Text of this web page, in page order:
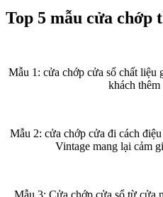
Top 5 mẫu cửa chớp
Mẫu 1: cửa chớp cửa sổ chất liệu
khách thêm
Mẫu 2: cửa chớp cửa đi cách
Vintage mang lại cảm